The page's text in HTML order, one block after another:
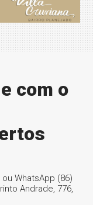
com o
WhatsApp (86)
Andrade, 776,